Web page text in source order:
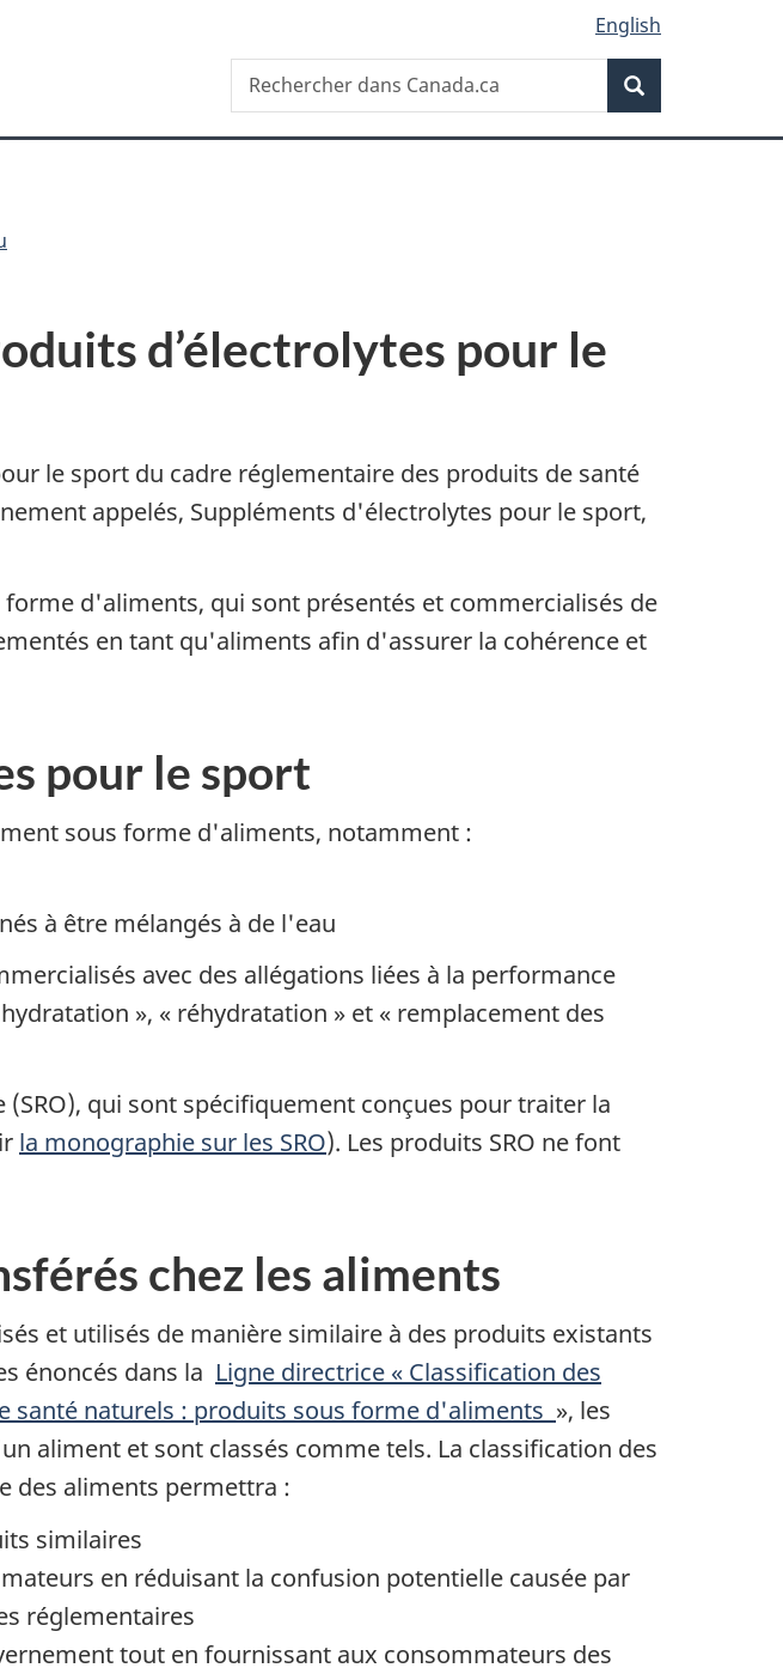
English
Recherche
Rechercher
dans
d’électrolytes pour le
le sport du cadre réglementaire des produits de santé
appelés, Suppléments d'électrolytes pour le sport,
d'aliments, qui sont présentés et commercialisés de
en tant qu'aliments afin d'assurer la cohérence et
pour le sport
sous forme d'aliments, notamment :
à être mélangés à de l'eau
avec des allégations liées à la performance
», « réhydratation » et « remplacement des
qui sont spécifiquement conçues pour traiter la
la monographie sur les SRO). Les produits SRO ne font
chez les aliments
et utilisés de manière similaire à des produits existants
énoncés dans la Ligne directrice « Classification des
santé naturels : produits sous forme d'aliments », les
aliment et sont classés comme tels. La classification des
des aliments permettra :
similaires
en réduisant la confusion potentielle causée par
réglementaires
tout en fournissant aux consommateurs des